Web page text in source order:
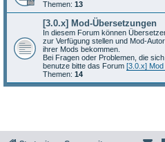
Themen: 13
[3.0.x] Mod-Übersetzungen
In diesem Forum können
zur Verfügung stellen und Mod-
ihrer Mods bekommen.
Bei Fragen oder Problemen, die sich
benutze bitte das Forum [3.0.x]
Themen: 14